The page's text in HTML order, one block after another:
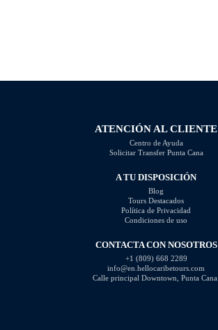
ATENCIÓN AL CLIENTE
Centro de Ayuda
Solicitar Transfer Punta Cana
A TU DISPOSICIÓN
Blog
Tours Destacados
Política de Privacidad
Condiciones de uso
CONTACTA CON NOSOTROS
+1 (809) 668 2289
info@en.hellocaribetours.com
Calle principal Downtown, Punta Cana.